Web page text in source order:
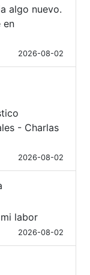
algo nuevo.
en
2026-08-02
- Charlas
2026-08-02
labor
2026-08-02